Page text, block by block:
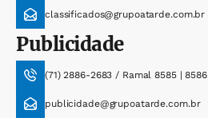
classificados@grupoatarde.com.br
Publicidade
(71) 2886-2683 / Ramal 8585 | 8586
publicidade@grupoatarde.com.br